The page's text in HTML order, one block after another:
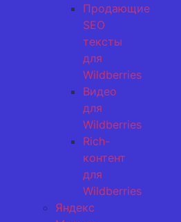
Продающие
SEO
тексты
для
Wildberries
Видео
для
Wildberries
Rich-
контент
для
Wildberries
Яндекс